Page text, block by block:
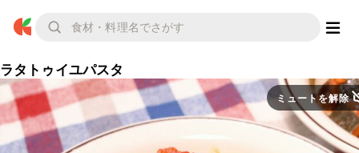
ラタトゥイユパスタ
ミュートを解除